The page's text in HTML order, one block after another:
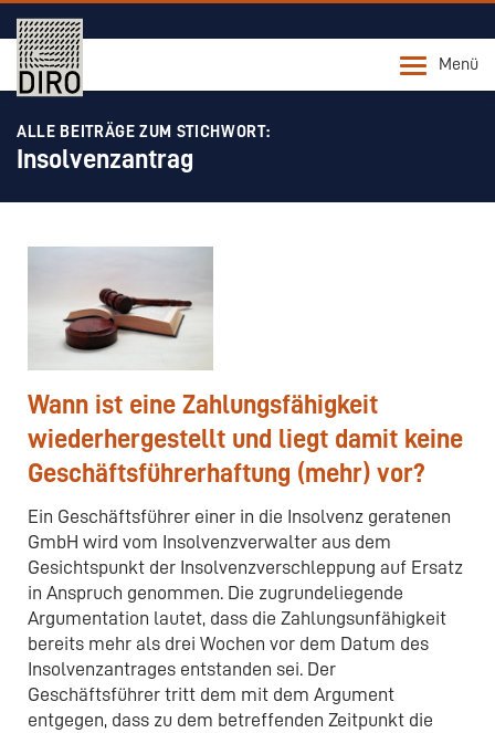
Menü
ALLE BEITRÄGE ZUM STICHWORT:
Insolvenzantrag
Wann ist eine Zahlungsfähigkeit
wiederhergestellt und liegt damit keine
Geschäftsführerhaftung (mehr) vor?
Ein Geschäftsführer einer in die Insolvenz geratenen
GmbH wird vom Insolvenzverwalter aus dem
Gesichtspunkt der Insolvenzverschleppung auf Ersatz
in Anspruch genommen. Die zugrundeliegende
Argumentation lautet, dass die Zahlungsunfähigkeit
bereits mehr als drei Wochen vor dem Datum des
Insolvenzantrages entstanden sei. Der
Geschäftsführer tritt dem mit dem Argument
entgegen, dass zu dem betreffenden Zeitpunkt die